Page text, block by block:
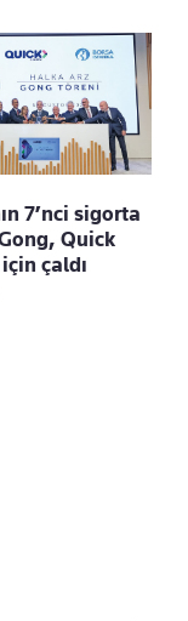
7’nci sigorta
Quick
çaldı